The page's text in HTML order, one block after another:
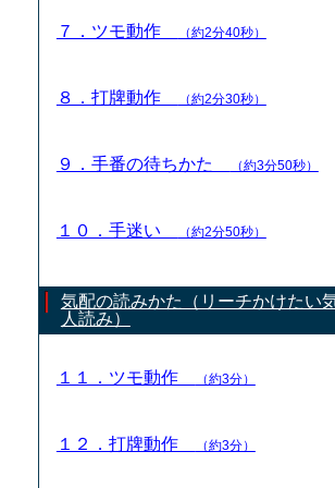
７．ツモ動作 （約2分40秒）
８．打牌動作 （約2分30秒）
９．手番の待ちかた （約3分50秒）
１０．手迷い （約2分50秒）
気配の読みかた（リーチかけたい
人読み）
１１．ツモ動作 （約3分）
１２．打牌動作 （約3分）